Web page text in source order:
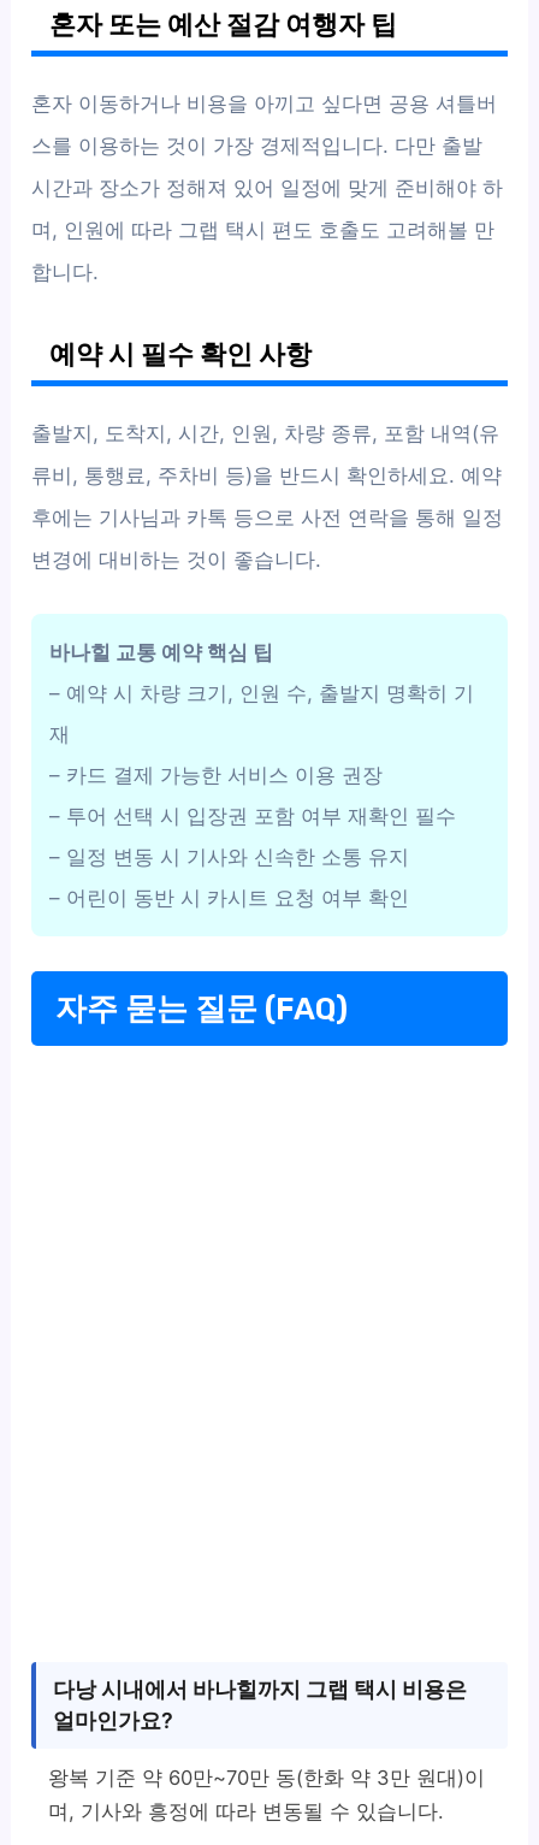
혼자 또는 예산 절감 여행자 팁
혼자 이동하거나 비용을 아끼고 싶다면 공용 셔틀버
스를 이용하는 것이 가장 경제적입니다. 다만 출발
시간과 장소가 정해져 있어 일정에 맞게 준비해야 하
며, 인원에 따라 그랩 택시 편도 호출도 고려해볼 만
합니다.
예약 시 필수 확인 사항
출발지, 도착지, 시간, 인원, 차량 종류, 포함 내역(유
류비, 통행료, 주차비 등)을 반드시 확인하세요. 예약
후에는 기사님과 카톡 등으로 사전 연락을 통해 일정
변경에 대비하는 것이 좋습니다.
바나힐 교통 예약 핵심 팁
– 예약 시 차량 크기, 인원 수, 출발지 명확히 기
재
– 카드 결제 가능한 서비스 이용 권장
– 투어 선택 시 입장권 포함 여부 재확인 필수
– 일정 변동 시 기사와 신속한 소통 유지
– 어린이 동반 시 카시트 요청 여부 확인
자주 묻는 질문 (FAQ)
다낭 시내에서 바나힐까지 그랩 택시 비용은
얼마인가요?
왕복 기준 약 60만~70만 동(한화 약 3만 원대)이
며, 기사와 흥정에 따라 변동될 수 있습니다.